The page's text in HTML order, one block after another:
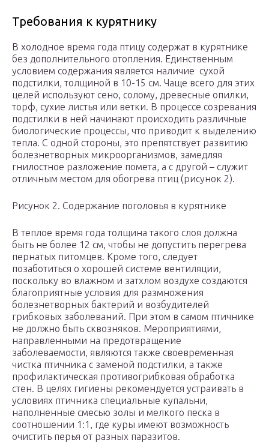
Требования к курятнику
В холодное время года птицу содержат в курятнике
без дополнительного отопления. Единственным
условием содержания является наличие сухой
подстилки, толщиной в 10-15 см. Чаще всего для этих
целей используют сено, солому, древесные опилки,
торф, сухие листья или ветки. В процессе созревания
подстилки в ней начинают происходить различные
биологические процессы, что приводит к выделению
тепла. С одной стороны, это препятствует развитию
болезнетворных микроорганизмов, замедляя
гнилостное разложение помета, а с другой – служит
отличным местом для обогрева птиц (рисунок 2).
Рисунок 2. Содержание поголовья в курятнике
В теплое время года толщина такого слоя должна
быть не более 12 см, чтобы не допустить перегрева
пернатых питомцев. Кроме того, следует
позаботиться о хорошей системе вентиляции,
поскольку во влажном и затхлом воздухе создаются
благоприятные условия для размножения
болезнетворных бактерий и возбудителей
грибковых заболеваний. При этом в самом птичнике
не должно быть сквозняков. Мероприятиями,
направленными на предотвращение
заболеваемости, являются также своевременная
чистка птичника с заменой подстилки, а также
профилактическая противогрибковая обработка
стен. В целях гигиены рекомендуется устраивать в
условиях птичника специальные купальни,
наполненные смесью золы и мелкого песка в
соотношении 1:1, где куры имеют возможность
очистить перья от разных паразитов.